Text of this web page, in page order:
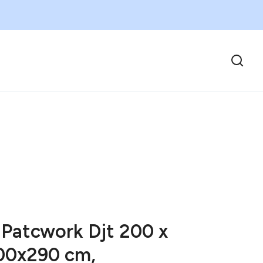
Djt 200 x
cm,